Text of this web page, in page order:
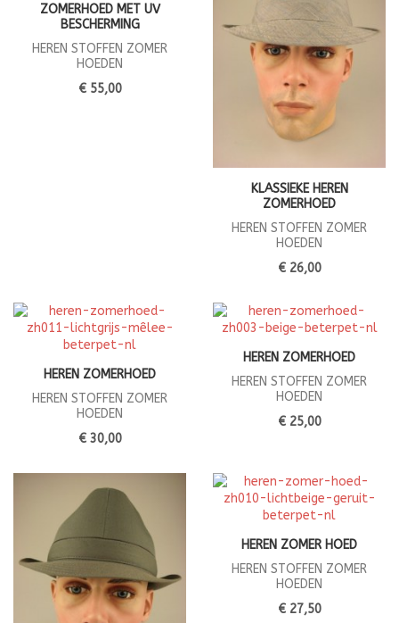
ZOMERHOED MET UV
BESCHERMING
HEREN STOFFEN ZOMER
HOEDEN
€ 55,00
KLASSIEKE HEREN
ZOMERHOED
HEREN STOFFEN ZOMER
HOEDEN
€ 26,00
HEREN ZOMERHOED
HEREN STOFFEN ZOMER
HOEDEN
€ 30,00
HEREN ZOMERHOED
HEREN STOFFEN ZOMER
HOEDEN
€ 25,00
HEREN ZOMER HOED
HEREN STOFFEN ZOMER
HOEDEN
€ 27,50